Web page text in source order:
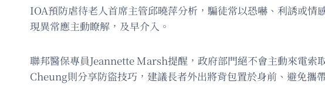
IOA預防虐待老人首席主管邱曉萍分析，騙徒常以恐嚇、利誘或
現異常應主動瞭解，及早介入。
聯邦醫保專員Jeannette Marsh提醒，政府部門絕不會主動來電
Cheung則分享防盜技巧，建議長者外出將背包置於身前、避免攜